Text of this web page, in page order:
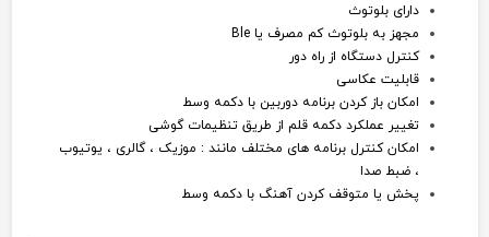
دارای بلوتوث
مجهز به بلوتوث کم مصرف یا Ble
کنترل دستگاه از راه دور
قابلیت عکاسی
امکان باز کردن برنامه دوربین با دکمه وسط
تغییر عملکرد دکمه قلم از طریق تنظیمات گوشی
امکان کنترل برنامه های مختلف مانند : موزیک ، گالری ، یوتیوب
، ضبط صدا
پخش یا متوقف کردن آهنگ با دکمه وسط